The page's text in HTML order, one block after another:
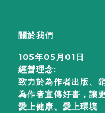
關於我們
105年05月01日
經營理念:
致力於為作者出版、
為作者宣傳好書，讓
愛上健康、愛上環境